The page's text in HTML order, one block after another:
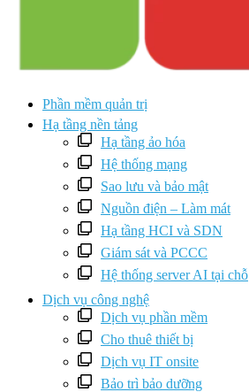
Phần mềm quản trị
Hạ tầng nền tảng
Hạ tầng ảo hóa
Hệ thống mạng
Sao lưu và bảo mật
Nguồn điện – Làm mát
Hạ tầng HCI và SDN
Giám sát và PCCC
Hệ thống server AI tại chỗ
Dịch vụ công nghệ
Dịch vụ phần mềm
Cho thuê thiết bị
Dịch vụ IT onsite
Bảo trì bảo dưỡng